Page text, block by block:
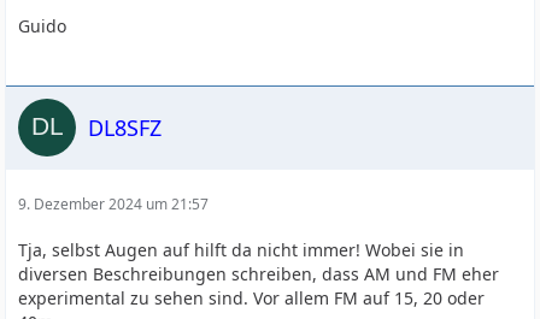
Guido
DL8SFZ
9. Dezember 2024 um 21:57
Tja, selbst Augen auf hilft da nicht immer! Wobei sie in
diversen Beschreibungen schreiben, dass AM und FM eher
experimental zu sehen sind. Vor allem FM auf 15, 20 oder